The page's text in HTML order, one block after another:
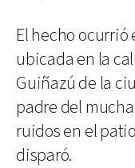
El hecho
ubicada en la
Guiñazú de la
padre del
ruidos en el
disparó.